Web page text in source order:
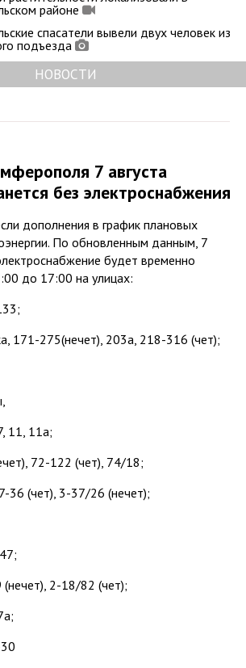
районе
спасатели вывели двух человек из
подъезда
НОВОСТИ
7 августа
без электроснабжения
дополнения в график плановых
По обновленным данным, 7
будет временно
до 17:00 на улицах:
171-275(нечет), 203а, 218-316 (чет);
11, 11а;
72-122 (чет), 74/18;
36 (чет), 3-37/26 (нечет);
2-18/82 (чет);